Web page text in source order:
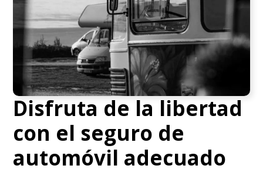
Disfruta de la libertad
con el seguro de
automóvil adecuado